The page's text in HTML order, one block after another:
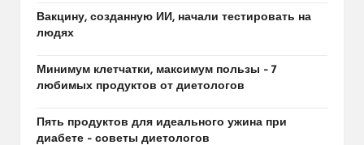
Вакцину, созданную ИИ, начали тестировать на
людях
Минимум клетчатки, максимум пользы – 7
любимых продуктов от диетологов
Пять продуктов для идеального ужина при
диабете – советы диетологов